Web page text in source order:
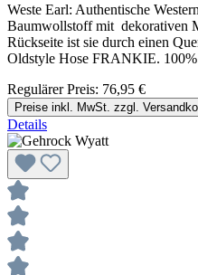
Weste Earl: Authentische
Baumwollstoff mit dekorativen
Rückseite ist sie durch einen
Oldstyle Hose FRANKIE.
Regulärer Preis: 76,95 €
Preise inkl. MwSt. zzgl.
Details